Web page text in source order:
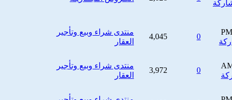
0
4,045
منتدى شراء وبيع وتأجير
العقار
0
3,972
منتدى شراء وبيع وتأجير
العقار